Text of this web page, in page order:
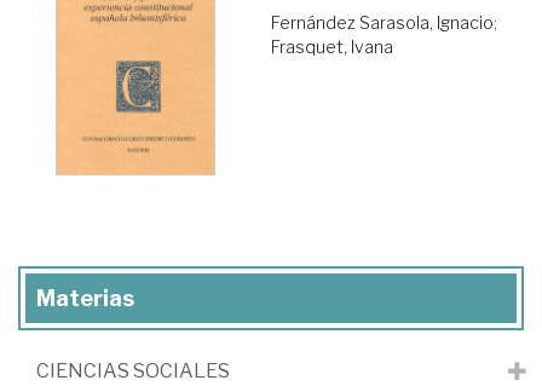
Fernández Sarasola, Ignacio;
Frasquet, Ivana
Materias
CIENCIAS SOCIALES